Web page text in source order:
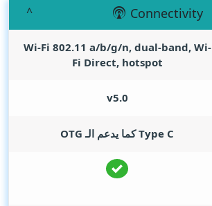
Connectivity
Wi-Fi 802.11 a/b/g/n, dual-band, Wi-
Fi Direct, hotspot
v5.0
Type C كما يدعم الـ OTG